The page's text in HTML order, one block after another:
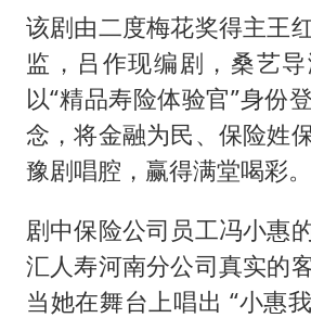
该剧由二度梅花奖得主王
监，吕作现编剧，桑艺
以“精品寿险体验官”身份
念，将金融为民、保险姓
豫剧唱腔，赢得满堂喝彩。
剧中保险公司员工冯小惠
汇人寿河南分公司真实的
当她在舞台上唱出 “小惠